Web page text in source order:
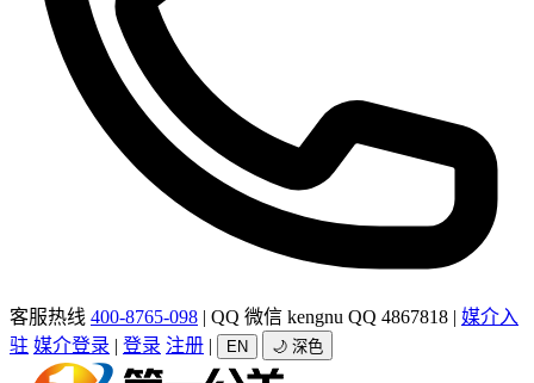
客服热线 400-8765-098 | QQ 微信 kengnu QQ 4867818 | 媒介入
驻 媒介登录 | 登录 注册 | EN 🌙 深色